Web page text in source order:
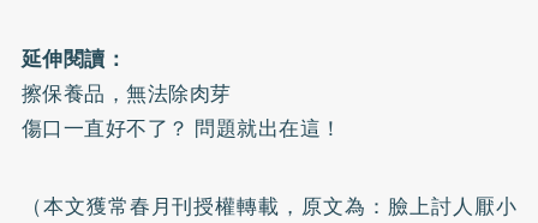
延伸閱讀：
擦保養品，無法除肉芽
傷口一直好不了？ 問題就出在這！
（本文獲常春月刊授權轉載，原文為： 臉上討人厭小